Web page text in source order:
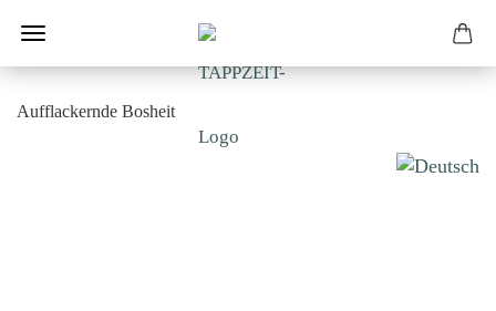
Aufflackernde Bosheit